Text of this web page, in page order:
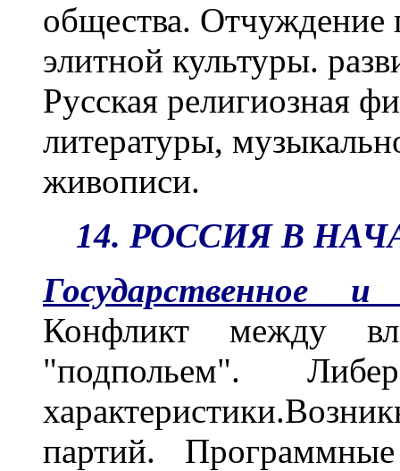
общества. Отчуждение
элитной культуры.
Русская религиозная
литературы,
живописи.
14. РОССИЯ В
Государственное
Конфликт между
"подпольем".
партий.